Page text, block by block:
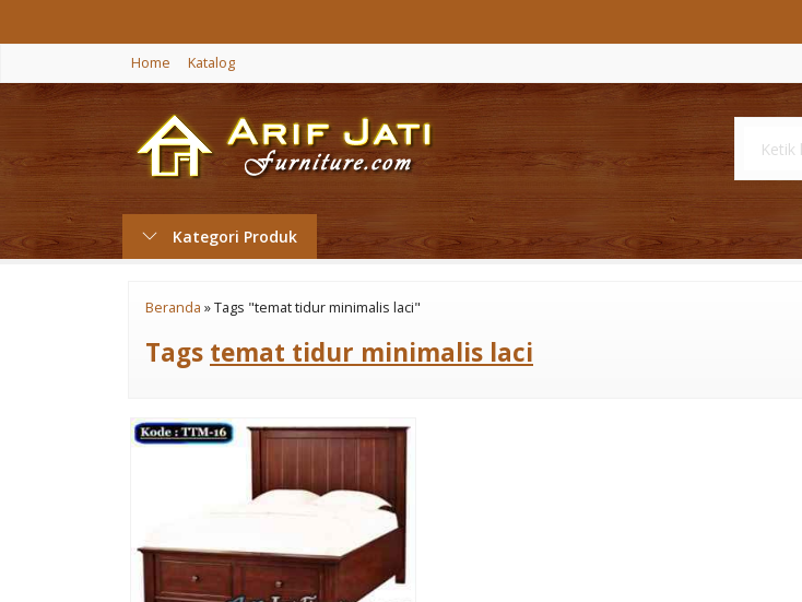
Home Katalog
Kategori Produk
Beranda »Tags "temat tidur minimalis laci"
Tags temat tidur minimalis laci